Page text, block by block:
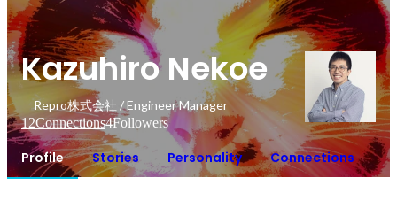
Kazuhiro Nekoe
Repro株式会社 / Engineer Manager
12Connections4Followers
Profile Stories Personality Connections